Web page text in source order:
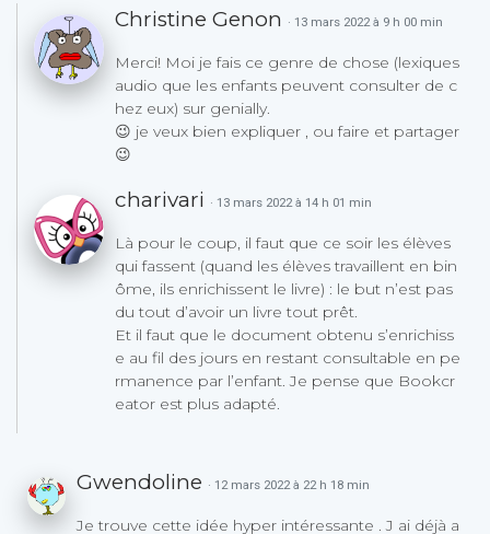
Christine Genon · 13 mars 2022 à 9 h 00 min
Merci! Moi je fais ce genre de chose (lexiques
audio que les enfants peuvent consulter de c
hez eux) sur genially.
😉 je veux bien expliquer , ou faire et partager
😉
charivari · 13 mars 2022 à 14 h 01 min
Là pour le coup, il faut que ce soir les élèves
qui fassent (quand les élèves travaillent en bin
ôme, ils enrichissent le livre) : le but n’est pas
du tout d’avoir un livre tout prêt.
Et il faut que le document obtenu s’enrichiss
e au fil des jours en restant consultable en pe
rmanence par l’enfant. Je pense que Bookcr
eator est plus adapté.
Gwendoline · 12 mars 2022 à 22 h 18 min
Je trouve cette idée hyper intéressante . J ai déjà a